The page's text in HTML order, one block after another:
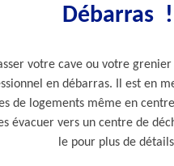
Débarras !
votre cave ou votre
en débarras. Il est en
de logements même en
évacuer vers un centre de
le pour plus de